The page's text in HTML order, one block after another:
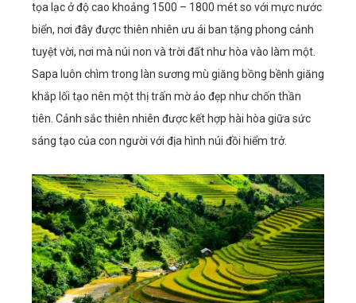
tọa lạc ở độ cao khoảng 1500 – 1800 mét so với mực nước
biển, nơi đây được thiên nhiên ưu ái ban tặng phong cảnh
tuyệt vời, nơi mà núi non và trời đất như hòa vào làm một.
Sapa luôn chìm trong làn sương mù giăng bồng bềnh giăng
khắp lối tạo nên một thị trấn mờ ảo đẹp như chốn thần
tiên. Cảnh sắc thiên nhiên được kết hợp hài hòa giữa sức
sáng tạo của con người với địa hình núi đồi hiểm trở.